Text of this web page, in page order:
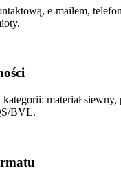
e-mailem,
materiał
BVL.